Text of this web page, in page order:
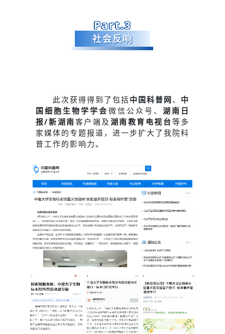
Part.3
社会反响
此次获得得到了包括中国科普网、 中
国细胞生物学学会 微信公众号、 湖南日
报/新湖南客户端及 湖南教育电视台等多
家媒体的专题报道，进一步扩大了我院科
普工作的影响力。